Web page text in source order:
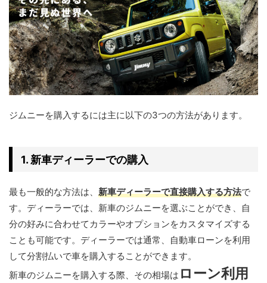
ジムニーを購入するには主に以下の3つの方法があります。
1. 新車ディーラーでの購入
最も一般的な方法は、 新車ディーラーで直接購入する方法で
す。ディーラーでは、新車のジムニーを選ぶことができ、自
分の好みに合わせてカラーやオプションをカスタマイズする
ことも可能です。ディーラーでは通常、自動車ローンを利用
して分割払いで車を購入することができます。
新車のジムニーを購入する際、その相場は ローン利用